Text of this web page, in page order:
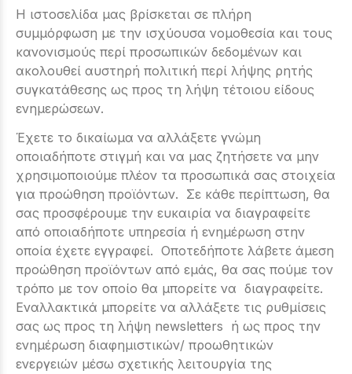
Η ιστοσελίδα μας βρίσκεται σε πλήρη
συμμόρφωση με την ισχύουσα νομοθεσία και τους
κανονισμούς περί προσωπικών δεδομένων και
ακολουθεί αυστηρή πολιτική περί λήψης ρητής
συγκατάθεσης ως προς τη λήψη τέτοιου είδους
ενημερώσεων.
Έχετε το δικαίωμα να αλλάξετε γνώμη
οποιαδήποτε στιγμή και να μας ζητήσετε να μην
χρησιμοποιούμε πλέον τα προσωπικά σας στοιχεία
για προώθηση προϊόντων. Σε κάθε περίπτωση, θα
σας προσφέρουμε την ευκαιρία να διαγραφείτε
από οποιαδήποτε υπηρεσία ή ενημέρωση στην
οποία έχετε εγγραφεί. Οποτεδήποτε λάβετε άμεση
προώθηση προϊόντων από εμάς, θα σας πούμε τον
τρόπο με τον οποίο θα μπορείτε να διαγραφείτε.
Εναλλακτικά μπορείτε να αλλάξετε τις ρυθμίσεις
σας ως προς τη λήψη newsletters ή ως προς την
ενημέρωση διαφημιστικών/ προωθητικών
ενεργειών μέσω σχετικής λειτουργία της